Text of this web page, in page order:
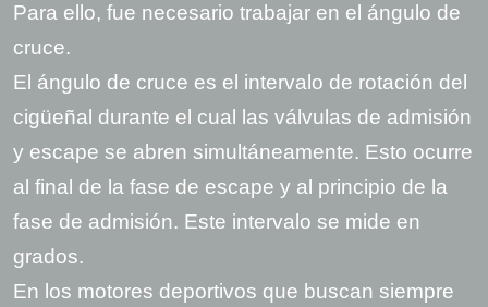
Para ello, fue necesario trabajar en el ángulo de
cruce.
El ángulo de cruce es el intervalo de rotación del
cigüeñal durante el cual las válvulas de admisión
y escape se abren simultáneamente. Esto ocurre
al final de la fase de escape y al principio de la
fase de admisión. Este intervalo se mide en
grados.
En los motores deportivos que buscan siempre